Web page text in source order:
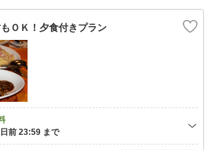
ＯＫ！夕食付きプラン